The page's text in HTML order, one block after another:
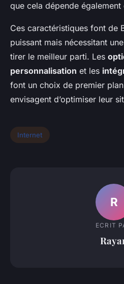
que cela dépende également
Ces caractéristiques font de
puissant mais nécessitant
tirer le meilleur parti. Les
personnalisation et les
font un choix de premier
envisagent d’optimiser leur
Internet
R
ECRIT